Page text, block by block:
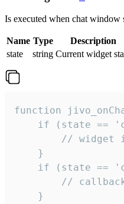
Is executed when chat window
Name Type
Description
state
string Current widget
function
if (state ==
// widget
    }
if (state ==
//
    }